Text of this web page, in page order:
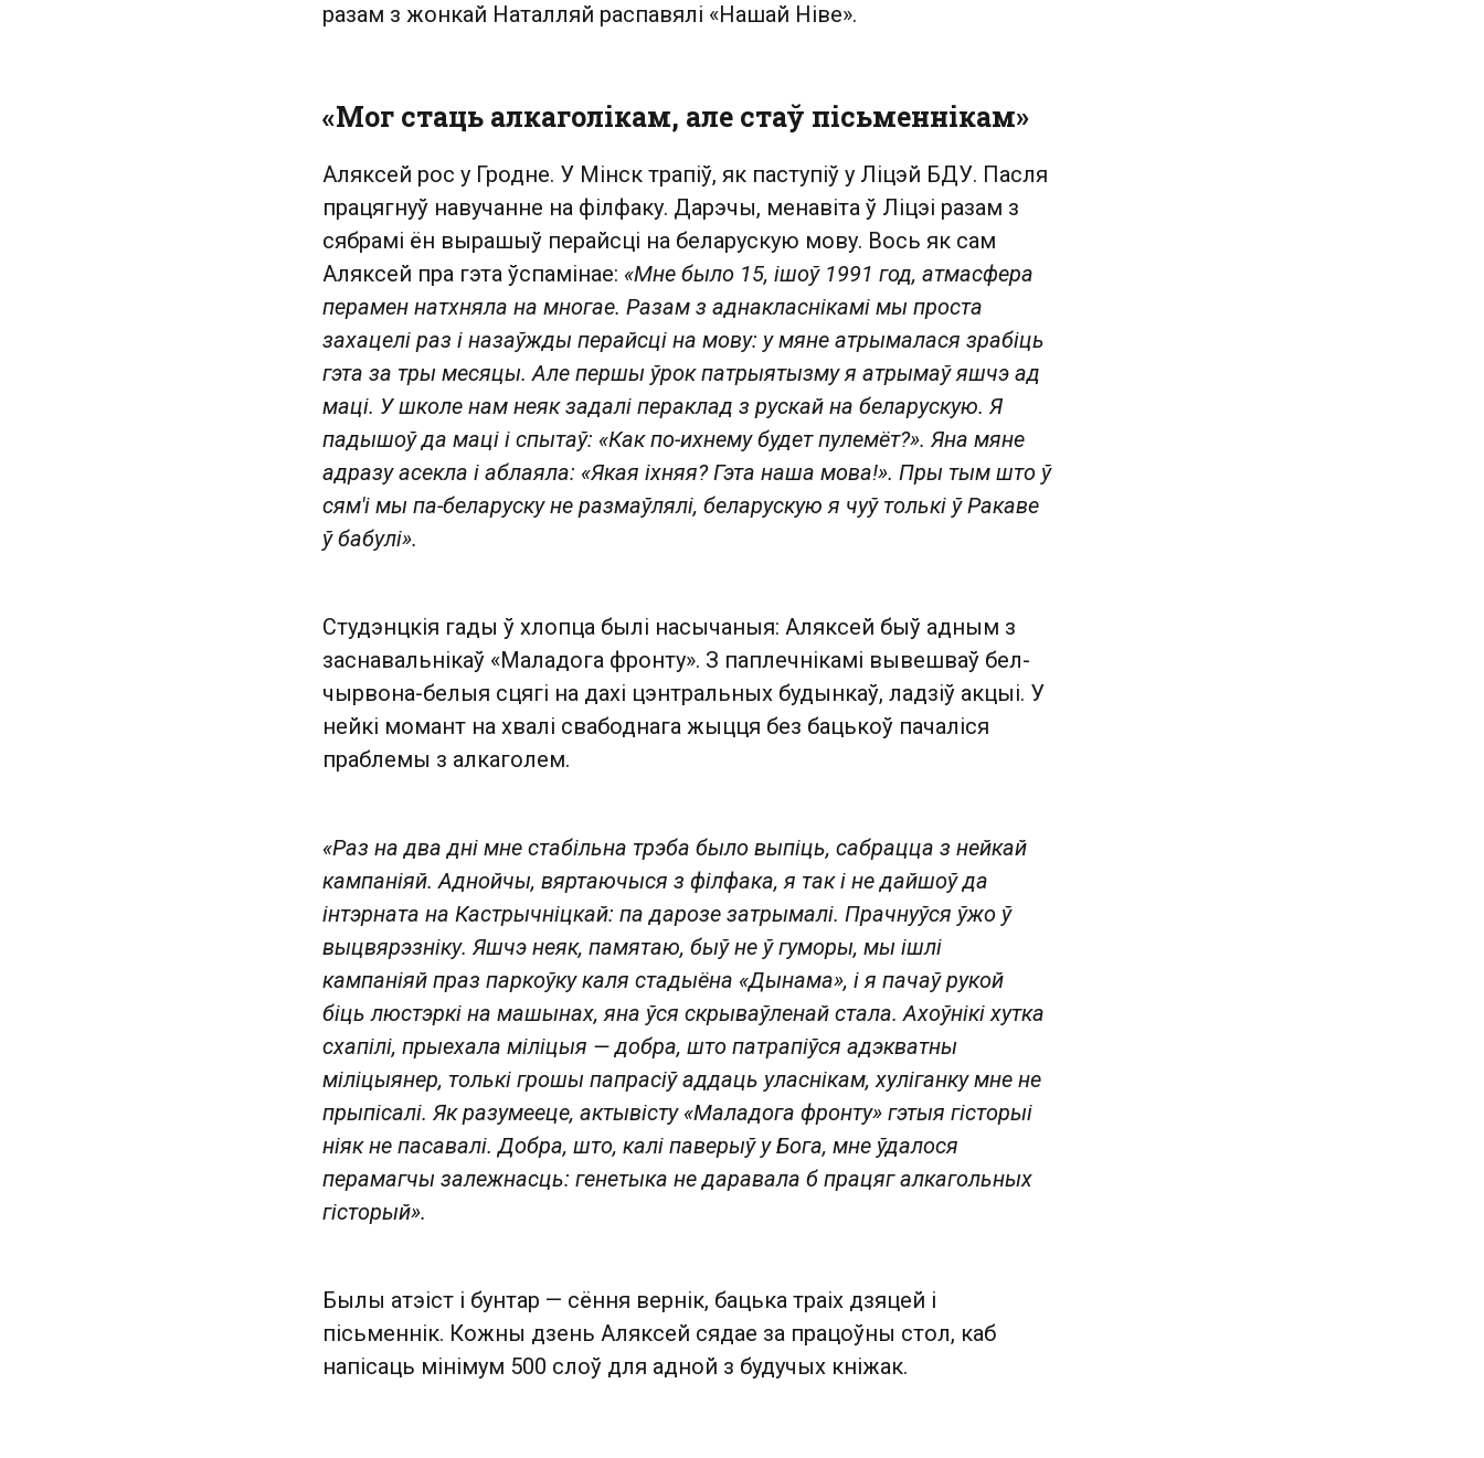
разам з жонкай Наталляй распавялі «Нашай Ніве».
«Мог стаць алкаголікам, але стаў пісьменнікам»
Аляксей рос у Гродне. У Мінск трапіў, як паступіў у Ліцэй БДУ. Пасля
працягнуў навучанне на філфаку. Дарэчы, менавіта ў Ліцэі разам з
сябрамі ён вырашыў перайсці на беларускую мову. Вось як сам
Аляксей пра гэта ўспамінае: «Мне было 15, ішоў 1991 год, атмасфера
перамен натхняла на многае. Разам з аднакласнікамі мы проста
захацелі раз і назаўжды перайсці на мову: у мяне атрымалася зрабіць
гэта за тры месяцы. Але першы ўрок патрыятызму я атрымаў яшчэ ад
маці. У школе нам неяк задалі пераклад з рускай на беларускую. Я
падышоў да маці і спытаў: «Как по-ихнему будет пулемёт?». Яна мяне
адразу асекла і аблаяла: «Якая іхняя? Гэта наша мова!». Пры тым што ў
сям'і мы па-беларуску не размаўлялі, беларускую я чуў толькі ў Ракаве
ў бабулі».
Студэнцкія гады ў хлопца былі насычаныя: Аляксей быў адным з
заснавальнікаў «Маладога фронту». З паплечнікамі вывешваў бел-
чырвона-белыя сцягі на дахі цэнтральных будынкаў, ладзіў акцыі. У
нейкі момант на хвалі свабоднага жыцця без бацькоў пачаліся
праблемы з алкаголем.
«Раз на два дні мне стабільна трэба было выпіць, сабрацца з нейкай
кампаніяй. Аднойчы, вяртаючыся з філфака, я так і не дайшоў да
інтэрната на Кастрычніцкай: па дарозе затрымалі. Прачнуўся ўжо ў
выцвярэзніку. Яшчэ неяк, памятаю, быў не ў гуморы, мы ішлі
кампаніяй праз паркоўку каля стадыёна «Дынама», і я пачаў рукой
біць люстэркі на машынах, яна ўся скрываўленай стала. Ахоўнікі хутка
схапілі, прыехала міліцыя — добра, што патрапіўся адэкватны
міліцыянер, толькі грошы папрасіў аддаць уласнікам, хуліганку мне не
прыпісалі. Як разумееце, актывісту «Маладога фронту» гэтыя гісторыі
ніяк не пасавалі. Добра, што, калі паверыў у Бога, мне ўдалося
перамагчы залежнасць: генетыка не даравала б працяг алкагольных
гісторый».
Былы атэіст і бунтар — сёння вернік, бацька траіх дзяцей і
пісьменнік. Кожны дзень Аляксей сядае за працоўны стол, каб
напісаць мінімум 500 слоў для адной з будучых кніжак.